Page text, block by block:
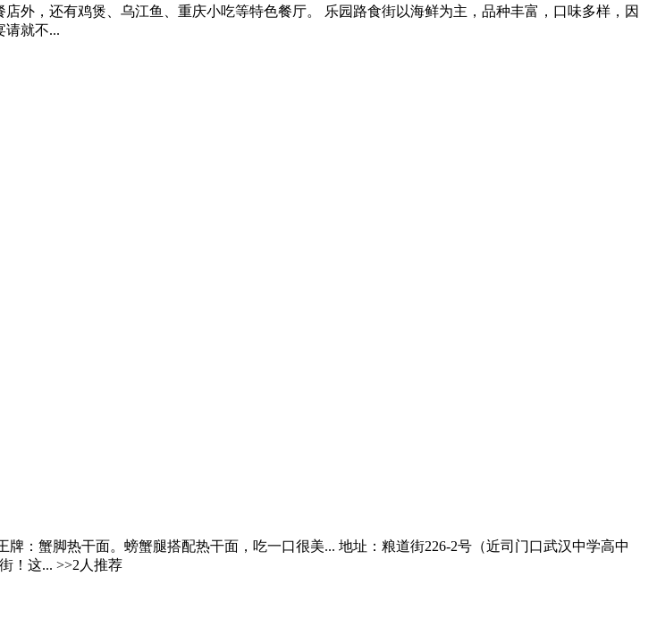
外，还有鸡煲、乌江鱼、重庆小吃等特色餐厅。 乐园路食街以海鲜为主，品种丰富，口味多样，因
请就不...
：蟹脚热干面。螃蟹腿搭配热干面，吃一口很美... 地址：粮道街226-2号（近司门口武汉中学高中
！这... >>2人推荐